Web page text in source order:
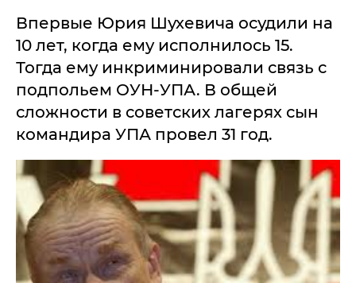
Впервые Юрия Шухевича осудили на
10 лет, когда ему исполнилось 15.
Тогда ему инкриминировали связь с
подпольем ОУН-УПА. В общей
сложности в советских лагерях сын
командира УПА провел 31 год.